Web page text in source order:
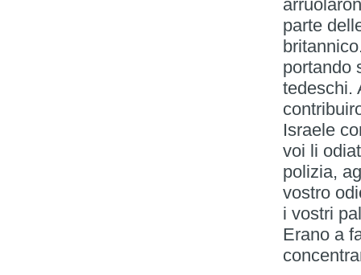
parte
portando
tedeschi.
Israele
voi li
polizia,
vostro
i vostri
Erano a